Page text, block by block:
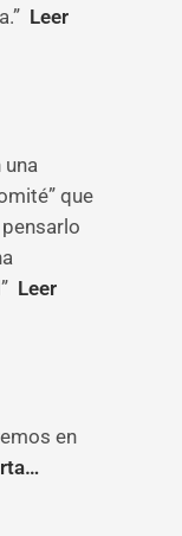
Leer
una
que
Leer
en